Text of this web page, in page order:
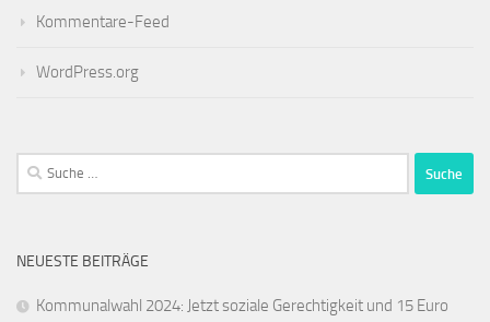
Kommentare-Feed
WordPress.org
Suche
nach:
NEUESTE BEITRÄGE
Kommunalwahl 2024: Jetzt soziale Gerechtigkeit und 15 Euro